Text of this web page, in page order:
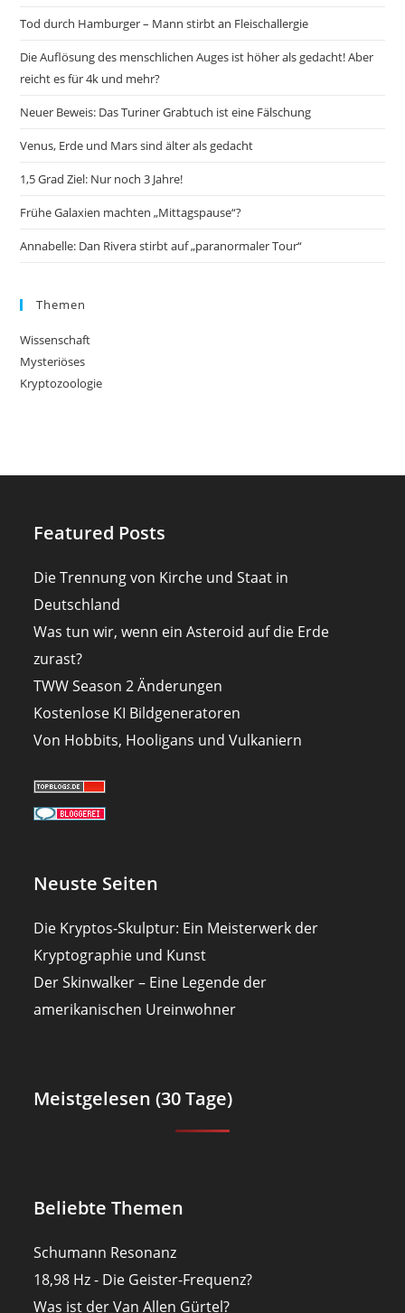
Tod durch Hamburger – Mann stirbt an Fleischallergie
Die Auflösung des menschlichen Auges ist höher als gedacht! Aber
reicht es für 4k und mehr?
Neuer Beweis: Das Turiner Grabtuch ist eine Fälschung
Venus, Erde und Mars sind älter als gedacht
1,5 Grad Ziel: Nur noch 3 Jahre!
Frühe Galaxien machten „Mittagspause“?
Annabelle: Dan Rivera stirbt auf „paranormaler Tour“
Themen
Wissenschaft
Mysteriöses
Kryptozoologie
Featured Posts
Die Trennung von Kirche und Staat in
Deutschland
Was tun wir, wenn ein Asteroid auf die Erde
zurast?
TWW Season 2 Änderungen
Kostenlose KI Bildgeneratoren
Von Hobbits, Hooligans und Vulkaniern
Neuste Seiten
Die Kryptos-Skulptur: Ein Meisterwerk der
Kryptographie und Kunst
Der Skinwalker – Eine Legende der
amerikanischen Ureinwohner
Meistgelesen (30 Tage)
Beliebte Themen
Schumann Resonanz
18,98 Hz - Die Geister-Frequenz?
Was ist der Van Allen Gürtel?